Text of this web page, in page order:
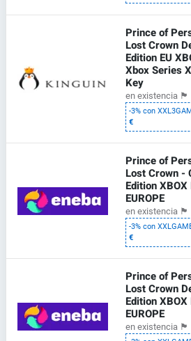
Prince of
Lost Crown
Edition EU
Xbox Series
Key
en existencia 🏴
-3% con
€
Prince of
Lost Crown -
Edition XBOX
EUROPE
en existencia 🏴
-3% con
€
Prince of
Lost Crown
Edition XBOX
EUROPE
en existencia 🏴